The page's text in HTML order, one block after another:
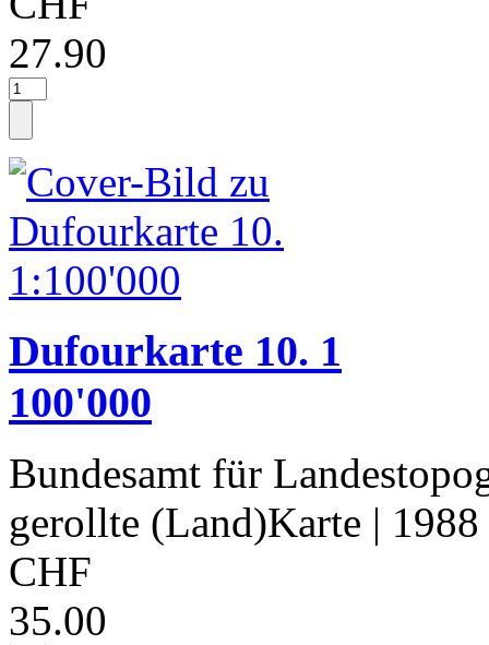
27.90
Dufourkarte 10. 1
100'000
Bundesamt für
gerollte (Land)Karte | 1988
CHF
35.00